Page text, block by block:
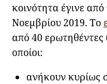
κοινότητα έγινε
Νοεμβρίου 2019. Το
από 40 ερωτηθέντες
οποίοι:
ανήκουν κυρίως